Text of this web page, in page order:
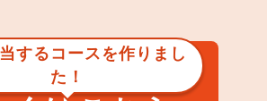
するコースを作りまし
た！